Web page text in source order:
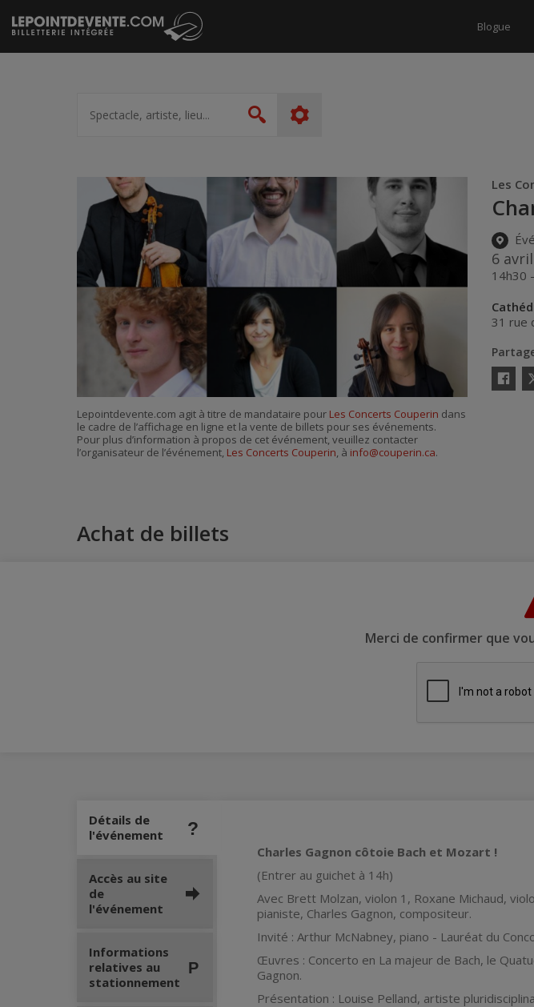
Passer
au
contenu
Blogue
artiste,
lieu...
Rechercher
Les
6
14h30
31 rue
Facebook
Lepointdevente.com agit à titre de mandataire pour Les Concerts Couperin dans
le cadre de l’affichage en ligne et la vente de billets pour ses événements.
Pour plus d’information à propos de cet événement, veuillez contacter
l’organisateur de l’événement, Les Concerts Couperin, à info@couperin.ca.
Achat de billets
Merci de confirmer que
Détails de
l'événement
Charles Gagnon côtoie Bach et Mozart !
(Entrer au guichet à 14h)
Avec Brett Molzan, violon 1, Roxane Michaud,
pianiste, Charles Gagnon, compositeur.
Invité : Arthur McNabney, piano - Lauréat du
Œuvres : Concerto en La majeur de Bach, le
Gagnon.
Présentation : Louise Pelland, artiste
Accès au site
de
l'événement
Informations
relatives au
stationnement